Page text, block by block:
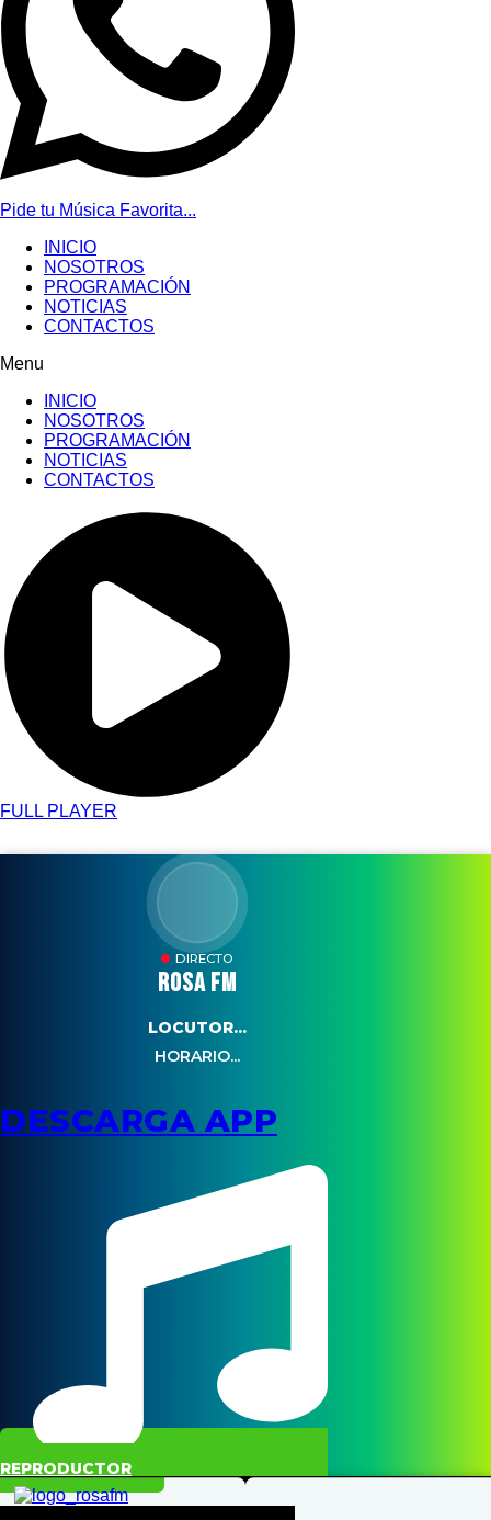
Pide tu Música Favorita...
INICIO
NOSOTROS
PROGRAMACIÓN
NOTICIAS
CONTACTOS
Menu
INICIO
NOSOTROS
PROGRAMACIÓN
NOTICIAS
CONTACTOS
FULL PLAYER
DIRECTO
ROSA FM
LOCUTOR...
HORARIO...
DESCARGA APP
REPRODUCTOR